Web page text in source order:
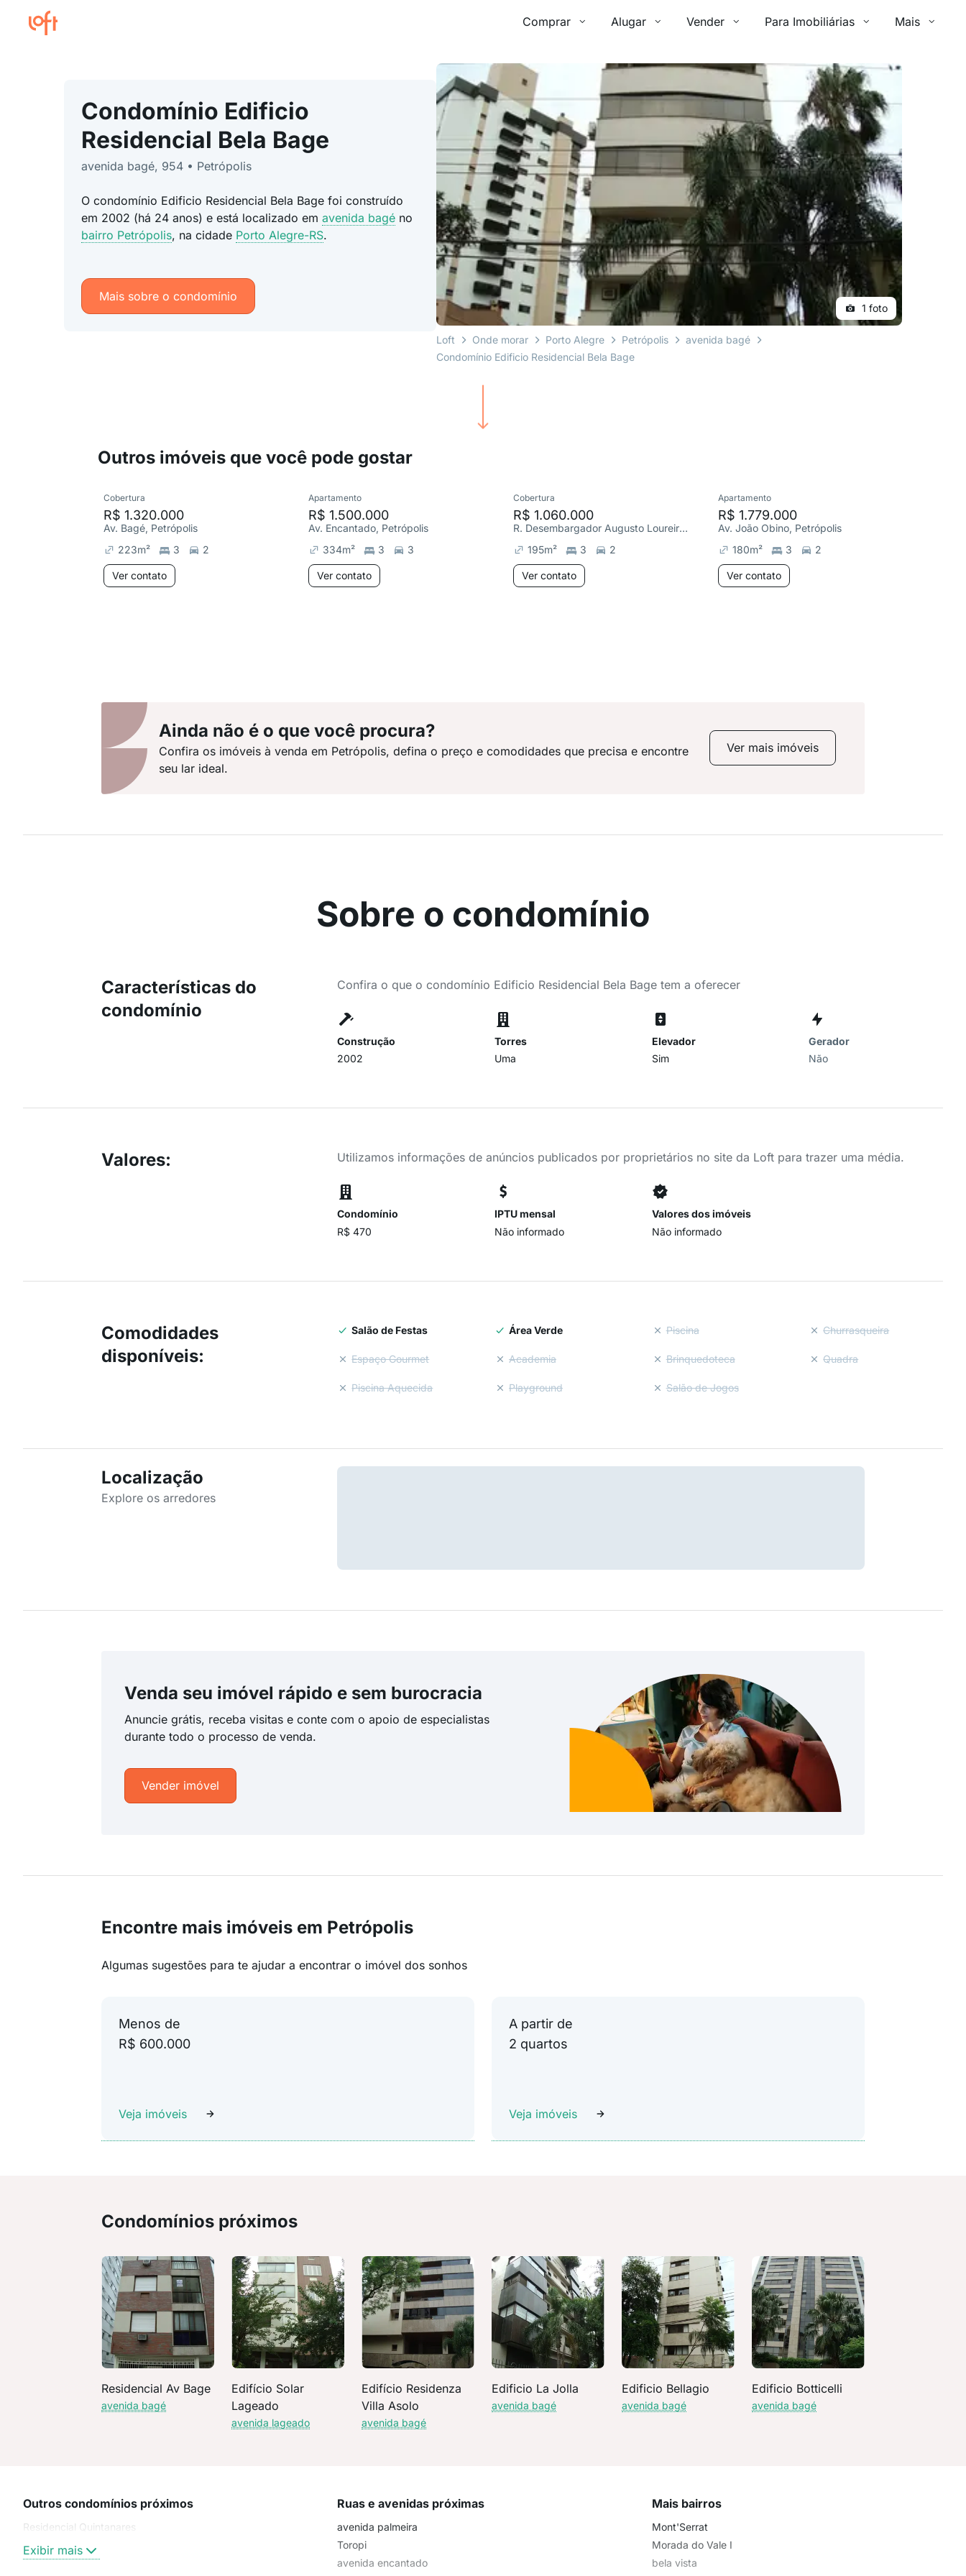
Comprar Alugar Vender Para Imobiliárias Mais
Condomínio Edificio
Residencial Bela Bage
avenida bagé, 954 • Petrópolis
O condomínio Edificio Residencial Bela Bage foi construído
em 2002 (há 24 anos) e está localizado em avenida bagéno
bairro Petrópolis, na cidade Porto Alegre-RS.
Mais sobre o condomínio
1 foto
Loft Onde morar Porto Alegre Petrópolis
avenida bagé
Condomínio Edificio Residencial Bela Bage
Outros imóveis que você pode gostar
Cobertura
R$ 1.320.000
Av. Bagé, Petrópolis
223m² 3 2
Ver contato
Apartamento
R$ 1.500.000
Av. Encantado, Petrópolis
334m² 3 3
Ver contato
Cobertura
R$ 1.060.000
R. Desembargador Augusto Loureiro Lima, Petrópolis
195m² 3 2
Ver contato
Apartamento
R$ 1.779.000
Av. João Obino, Petrópolis
180m² 3 2
Ver contato
Ainda não é o que você procura?
Confira os imóveis à venda em Petrópolis, defina o preço e comodidades que precisa e encontre
seu lar ideal.
Ver mais imóveis
Sobre o condomínio
Características do
condomínio
Confira o que o condomínio Edificio Residencial Bela Bage tem a oferecer
Construção
2002
Torres
Uma
Elevador
Sim
Gerador
Não
Valores: Utilizamos informações de anúncios publicados por proprietários no site da Loft para trazer uma média.
Condomínio
R$ 470
IPTU mensal
Não informado
Valores dos imóveis
Não informado
Comodidades
disponíveis:
Salão de Festas Área Verde Piscina Churrasqueira
Espaço Gourmet Academia Brinquedoteca Quadra
Piscina Aquecida Playground Salão de Jogos
Localização
Explore os arredores
Venda seu imóvel rápido e sem burocracia
Anuncie grátis, receba visitas e conte com o apoio de especialistas
durante todo o processo de venda.
Vender imóvel
Encontre mais imóveis em Petrópolis
Algumas sugestões para te ajudar a encontrar o imóvel dos sonhos
Menos de
R$ 600.000
Veja imóveis
A partir de
2 quartos
Veja imóveis
Condomínios próximos
Residencial Av Bage
avenida bagé
Edifício Solar
Lageado
avenida lageado
Edifício Residenza
Villa Asolo
avenida bagé
Edificio La Jolla
avenida bagé
Edificio Bellagio
avenida bagé
Edificio Botticelli
avenida bagé
Outros condomínios próximos
Residencial Quintanares
Exibir mais
Ruas e avenidas próximas
avenida palmeira
Toropi
avenida encantado
Mais bairros
Mont'Serrat
Morada do Vale I
bela vista